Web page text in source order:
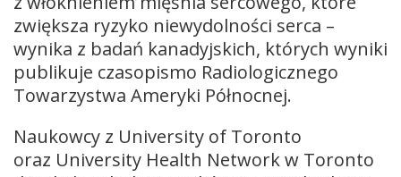
zwiększa ryzyko niewydolności serca –
wynika z badań kanadyjskich, których wyniki
publikuje czasopismo Radiologicznego
Towarzystwa Ameryki Północnej.
Naukowcy z University of Toronto
oraz University Health Network w Toronto